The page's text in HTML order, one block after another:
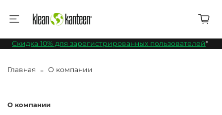
Скидка 10% для зарегистрированных пользователей*
Главная О компании
О компании